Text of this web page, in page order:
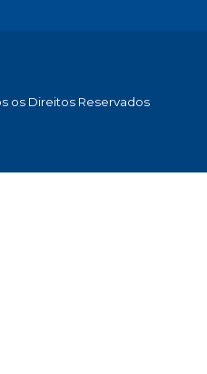
os Direitos Reservados